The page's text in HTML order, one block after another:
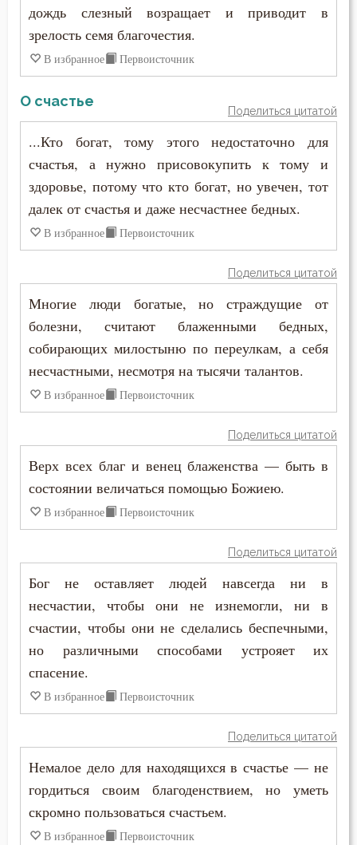
Последние времена
Послушание
Похвала
Похоть
Почитание Бога
Праведность
Празднословие
Прелюбодеяние
Призвание
Пример
Причастие
Промысел Божий
Проповеди
Псалтирь
Пьянство
дождь слезный возращает и приводит в
зрелость семя благочестия.
В избранное Первоисточник
О счастье
Поделиться цитатой
...Кто богат, тому этого недостаточно для
счастья, а нужно присовокупить к тому и
здоровье, потому что кто богат, но увечен, тот
далек от счастья и даже несчастнее бедных.
В избранное Первоисточник
Поделиться цитатой
Многие люди богатые, но страждущие от
болезни, считают блаженными бедных,
собирающих милостыню по переулкам, а себя
несчастными, несмотря на тысячи талантов.
В избранное Первоисточник
Поделиться цитатой
Верх всех благ и венец блаженства — быть в
состоянии величаться помощью Божиею.
В избранное Первоисточник
Поделиться цитатой
Бог не оставляет людей навсегда ни в
несчастии, чтобы они не изнемогли, ни в
счастии, чтобы они не сделались беспечными,
но различными способами устрояет их
спасение.
В избранное Первоисточник
Поделиться цитатой
Немалое дело для находящихся в счастье — не
гордиться своим благоденствием, но уметь
скромно пользоваться счастьем.
В избранное Первоисточник